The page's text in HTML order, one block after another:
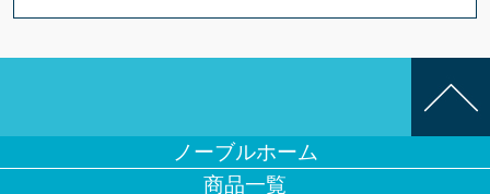
ノーブルホーム
商品一覧